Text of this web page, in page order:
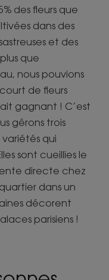
des fleurs que
dans des
et des
que
nous pouvions
de fleurs
gagnant ! C’est
gérons trois
variétés qui
sont cueillies le
directe chez
dans un
décorent
parisiens !